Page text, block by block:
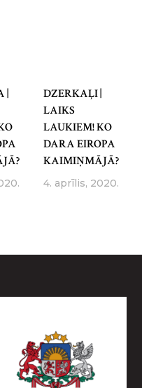
DZERKAĻI |
LAIKS
LAUKIEM! KO
DARA EIROPA
KAIMIŅMĀJĀ?
4. aprīlis, 2020.